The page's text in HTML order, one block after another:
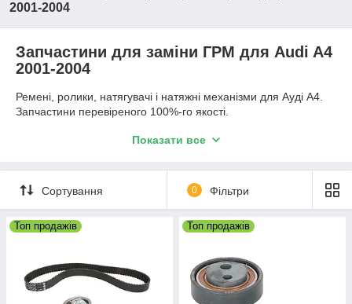
2001-2004
Запчастини для заміни ГРМ для Audi A4
2001-2004
Ремені, ролики, натягувачі і натяжні механізми для Ауді А4.
Запчастини перевіреного 100%-го якості.
Для уточнення деталей та
консультації телефонуйте за
+38(050)539-18-98
+38(097)389-26-22
+38(073)389-26-22
Показати все
Сортування 0 Фільтри
Топ продажів Топ продажів